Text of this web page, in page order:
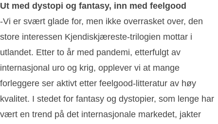
Ut med dystopi og fantasy, inn med feelgood
-Vi er svært glade for, men ikke overrasket over, den
store interessen Kjendiskjæreste-trilogien mottar i
utlandet. Etter to år med pandemi, etterfulgt av
internasjonal uro og krig, opplever vi at mange
forleggere ser aktivt etter feelgood-litteratur av høy
kvalitet. I stedet for fantasy og dystopier, som lenge har
vært en trend på det internasjonale markedet, jakter